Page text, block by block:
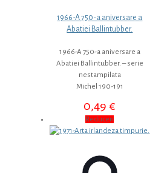
1966-A 750-a aniversare a
Abatiei Ballintubber.
1966-A 750-a aniversare a
Abatiei Ballintubber. – serie
nestampilata
Michel 190-191
0,49€
Reduceri